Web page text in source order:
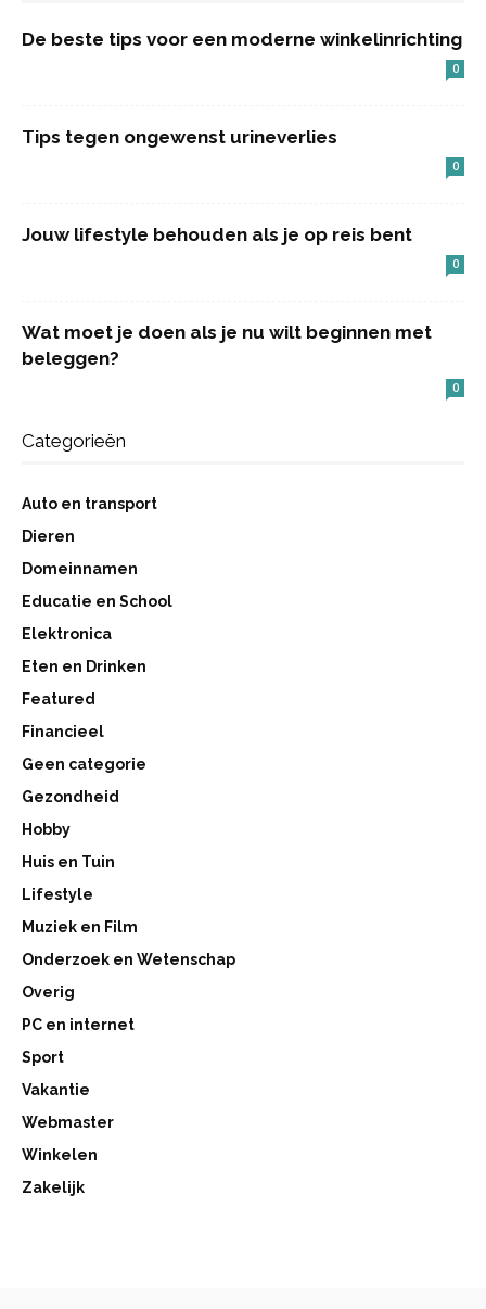
De beste tips voor een moderne winkelinrichting
0
Tips tegen ongewenst urineverlies
0
Jouw lifestyle behouden als je op reis bent
0
Wat moet je doen als je nu wilt beginnen met
beleggen?
0
Categorieën
Auto en transport
Dieren
Domeinnamen
Educatie en School
Elektronica
Eten en Drinken
Featured
Financieel
Geen categorie
Gezondheid
Hobby
Huis en Tuin
Lifestyle
Muziek en Film
Onderzoek en Wetenschap
Overig
PC en internet
Sport
Vakantie
Webmaster
Winkelen
Zakelijk